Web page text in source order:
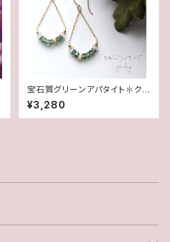
宝石質グリーンアパタイト✽クリ
スタル・グリッター14kgfピアス/
イヤリング
¥3,280